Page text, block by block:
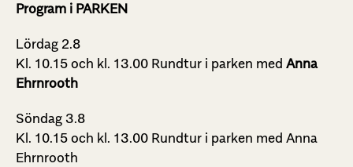
Program i PARKEN
Lördag 2.8
Kl. 10.15 och kl. 13.00 Rundtur i parken med Anna
Ehrnrooth
Söndag 3.8
Kl. 10.15 och kl. 13.00 Rundtur i parken med Anna
Ehrnrooth